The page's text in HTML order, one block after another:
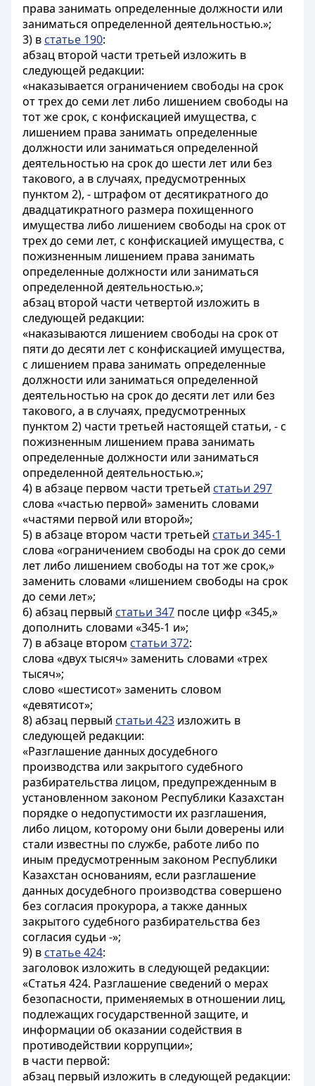
права занимать определенные должности или
заниматься определенной деятельностью.»;
3) в статье 190:
абзац второй части третьей изложить в
следующей редакции:
«наказывается ограничением свободы на срок
от трех до семи лет либо лишением свободы на
тот же срок, с конфискацией имущества, с
лишением права занимать определенные
должности или заниматься определенной
деятельностью на срок до шести лет или без
такового, а в случаях, предусмотренных
пунктом 2), - штрафом от десятикратного до
двадцатикратного размера похищенного
имущества либо лишением свободы на срок от
трех до семи лет, с конфискацией имущества, с
пожизненным лишением права занимать
определенные должности или заниматься
определенной деятельностью.»;
абзац второй части четвертой изложить в
следующей редакции:
«наказываются лишением свободы на срок от
пяти до десяти лет с конфискацией имущества,
с лишением права занимать определенные
должности или заниматься определенной
деятельностью на срок до десяти лет или без
такового, а в случаях, предусмотренных
пунктом 2) части третьей настоящей статьи, - с
пожизненным лишением права занимать
определенные должности или заниматься
определенной деятельностью.»;
4) в абзаце первом части третьей статьи 297
слова «частью первой» заменить словами
«частями первой или второй»;
5) в абзаце втором части третьей статьи 345-1
слова «ограничением свободы на срок до семи
лет либо лишением свободы на тот же срок,»
заменить словами «лишением свободы на срок
до семи лет»;
6) абзац первый статьи 347 после цифр «345,»
дополнить словами «345-1 и»;
7) в абзаце втором статьи 372:
слова «двух тысяч» заменить словами «трех
тысяч»;
слово «шестисот» заменить словом
«девятисот»;
8) абзац первый статьи 423 изложить в
следующей редакции:
«Разглашение данных досудебного
производства или закрытого судебного
разбирательства лицом, предупрежденным в
установленном законом Республики Казахстан
порядке о недопустимости их разглашения,
либо лицом, которому они были доверены или
стали известны по службе, работе либо по
иным предусмотренным законом Республики
Казахстан основаниям, если разглашение
данных досудебного производства совершено
без согласия прокурора, а также данных
закрытого судебного разбирательства без
согласия судьи -»;
9) в статье 424:
заголовок изложить в следующей редакции:
«Статья 424. Разглашение сведений о мерах
безопасности, применяемых в отношении лиц,
подлежащих государственной защите, и
информации об оказании содействия в
противодействии коррупции»;
в части первой:
абзац первый изложить в следующей редакции: